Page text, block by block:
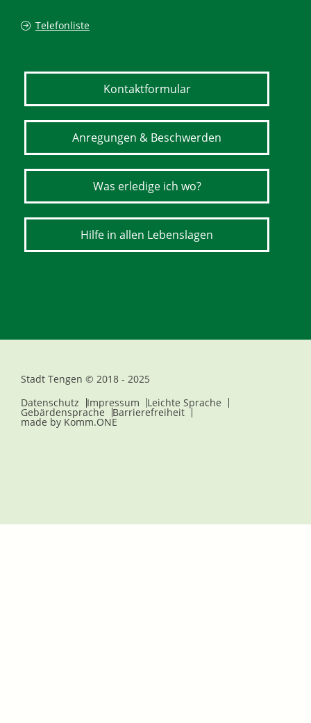
Telefonliste
Kontaktformular
Anregungen & Beschwerden
Was erledige ich wo?
Hilfe in allen Lebenslagen
Stadt Tengen © 2018 - 2025
Datenschutz
Impressum Leichte Sprache
Gebärdensprache Barrierefreiheit
made by Komm.ONE